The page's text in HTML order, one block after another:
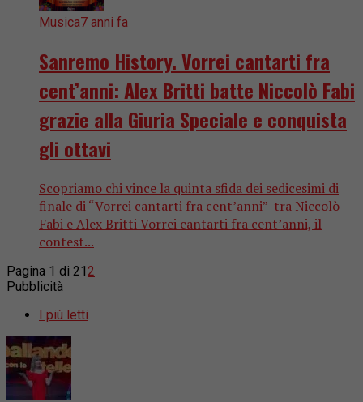
Musica7 anni fa
Sanremo History. Vorrei cantarti fra
cent’anni: Alex Britti batte Niccolò Fabi
grazie alla Giuria Speciale e conquista
gli ottavi
Scopriamo chi vince la quinta sfida dei sedicesimi di
finale di “Vorrei cantarti fra cent’anni” tra Niccolò
Fabi e Alex Britti Vorrei cantarti fra cent’anni, il
contest...
Pagina 1 di 21 2
Pubblicità
I più letti